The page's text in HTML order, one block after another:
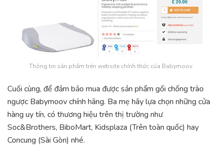
Thông tin sản phẩm trên website chính thức của Babymoov
Cuối cùng, để đảm bảo mua được sản phẩm gối chống trào
ngược Babymoov chính hãng. Ba mẹ hãy lựa chọn những cửa
hàng uy tín, có thương hiệu trên thị trường như
Soc&Brothers, BiboMart, Kidsplaza (Trên toàn quốc) hay
Concung (Sài Gòn) nhé.